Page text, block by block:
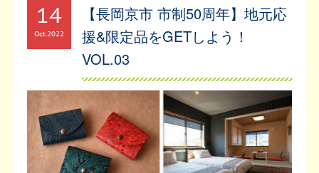
14
Oct2022
【長岡京市 市制50周年】地元応
援&限定品をGETしよう！
VOL.03